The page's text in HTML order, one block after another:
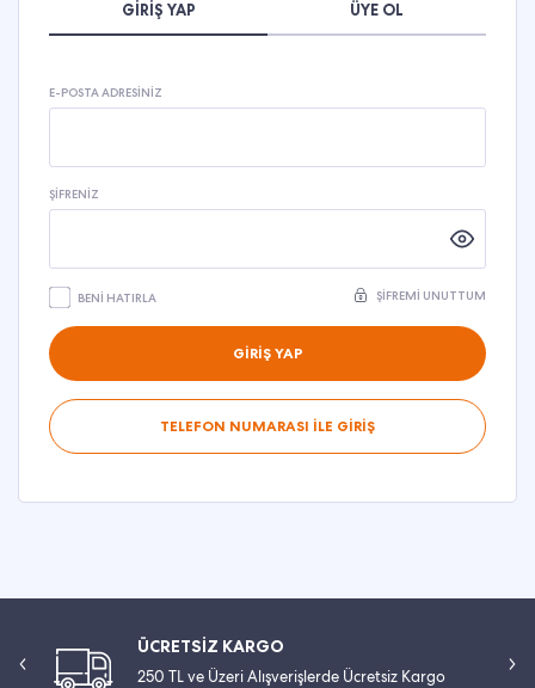
GIRIŞ YAP ÜYE OL
E-POSTA ADRESINIZ
ŞIFRENIZ
BENI HATIRLA ŞIFREMI UNUTTUM
GİRİŞ YAP
TELEFON NUMARASI İLE GİRİŞ
ÜCRETSİZ KARGO
250 TL ve Üzeri Alışverişlerde Ücretsiz Kargo